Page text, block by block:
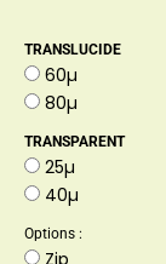
TRANSLUCIDE
60µ
80µ
TRANSPARENT
25µ
40µ
Options :
Zip